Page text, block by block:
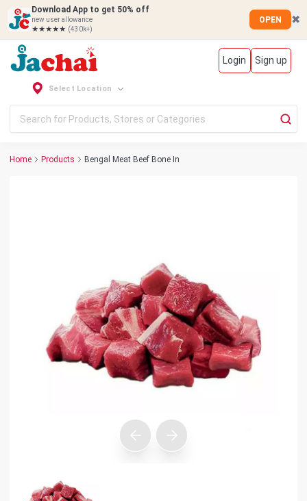
Download App to get 50% off
new user allowance
★★★★★ (430k+)
OPEN ✖
Login Sign up
Select Location
Home Products Bengal Meat Beef Bone In